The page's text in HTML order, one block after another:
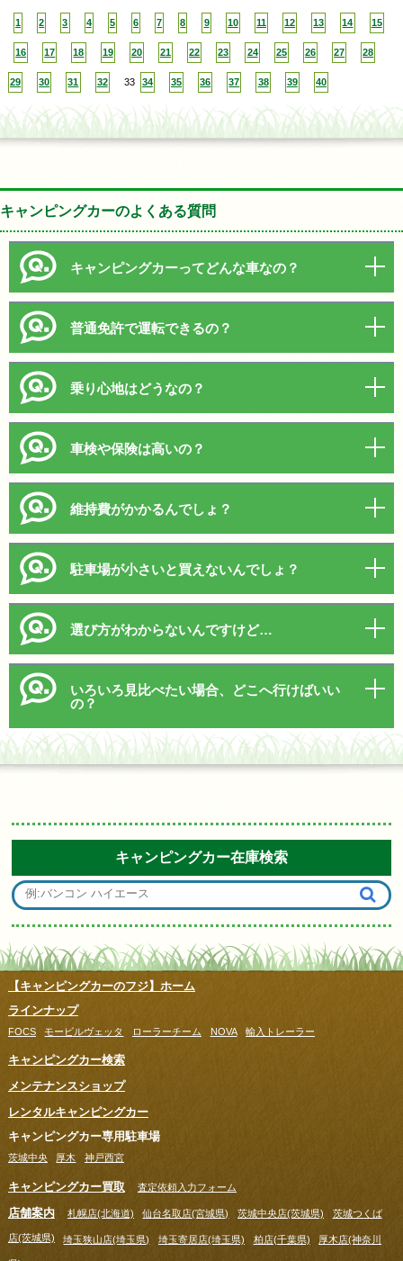
1 2 3 4 5 6 7 8 9 10 11 12 13 14 15
16 17 18 19 20 21 22 23 24 25 26 27 28
29 30 31 32 33 34 35 36 37 38 39 40
キャンピングカーのよくある質問
キャンピングカーってどんな車なの？
普通免許で運転できるの？
乗り心地はどうなの？
車検や保険は高いの？
維持費がかかるんでしょ？
駐車場が小さいと買えないんでしょ？
選び方がわからないんですけど…
いろいろ見比べたい場合、どこへ行けばいい
の？
キャンピングカー在庫検索
【キャンピングカーのフジ】ホーム
ラインナップ
FOCS モービルヴェッタ ローラーチーム NOVA 輸入トレーラー
キャンピングカー検索
メンテナンスショップ
レンタルキャンピングカー
キャンピングカー専用駐車場
茨城中央 厚木 神戸西宮
キャンピングカー買取 査定依頼入力フォーム
店舗案内 札幌店(北海道) 仙台名取店(宮城県) 茨城中央店(茨城県) 茨城つくば
店(茨城県) 埼玉狭山店(埼玉県) 埼玉寄居店(埼玉県) 柏店(千葉県) 厚木店(神奈川